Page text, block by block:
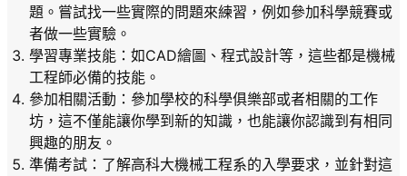
題。嘗試找一些實際的問題來練習，例如參加科學競賽或
者做一些實驗。
學習專業技能 ：如CAD繪圖、程式設計等，這些都是機械
工程師必備的技能。
參加相關活動 ：參加學校的科學俱樂部或者相關的工作
坊，這不僅能讓你學到新的知識，也能讓你認識到有相同
興趣的朋友。
準備考試 ：了解高科大機械工程系的入學要求，並針對這